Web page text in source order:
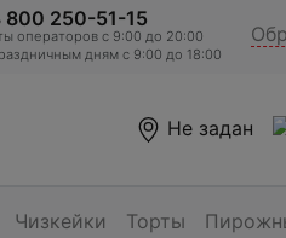
800 250-51-15
операторов c 9:00 до 20:00
дням с 9:00 до 18:00
Не задан
Чизкейки Торты